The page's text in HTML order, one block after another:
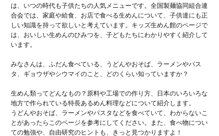
は、いつの時代も子供たちの人気メニューです。全国製麺協同組合連
合会では、家庭や給食、お店で食べる生めんについて、子供達にも正
しい知識を持って欲しいと考えています。キッズ生めん館のページで
は、おいしい生めんのひみつを、子どもたちにわかりやすく紹介して
います。
みなさんは、ふだん食べている、うどんやおそば、ラーメンやパス
タ、ギョウザやシウマイのこと、どのくらい知っていますか？
生めん類ってどんなもの？原料や工場での作り方、日本のいろいろな
地方で作られている特長あるめん料理などについて紹介します。
うどんやおそば、ラーメンやパスタなどを食べていて、わからないこ
とがあったらこのページを参考にしてください。また、食べ物につい
ての勉強や、自由研究のヒントも、きっと見つかりますよ！